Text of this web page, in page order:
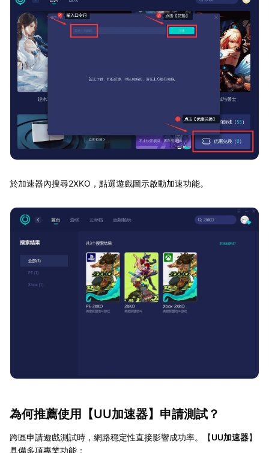
於加速器內搜尋2XKO，點選遊戲圖示啟動加速功能。
為何推薦使用【UU加速器】申請測試？
跨區申請遊戲測試時，網路穩定性直接影響成功率。【UU加速器】
具備多項專業功能：